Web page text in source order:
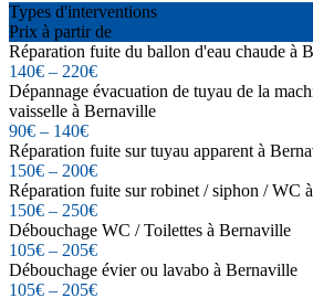
Types d'interventions
Prix à partir de
Réparation fuite du ballon d'eau chaude à
140€ – 220€
Dépannage évacuation de tuyau de la
vaisselle à Bernaville
90€ – 140€
Réparation fuite sur tuyau apparent à
150€ – 200€
Réparation fuite sur robinet / siphon / WC
150€ – 250€
Débouchage WC / Toilettes à Bernaville
105€ – 205€
Débouchage évier ou lavabo à Bernaville
105€ – 205€